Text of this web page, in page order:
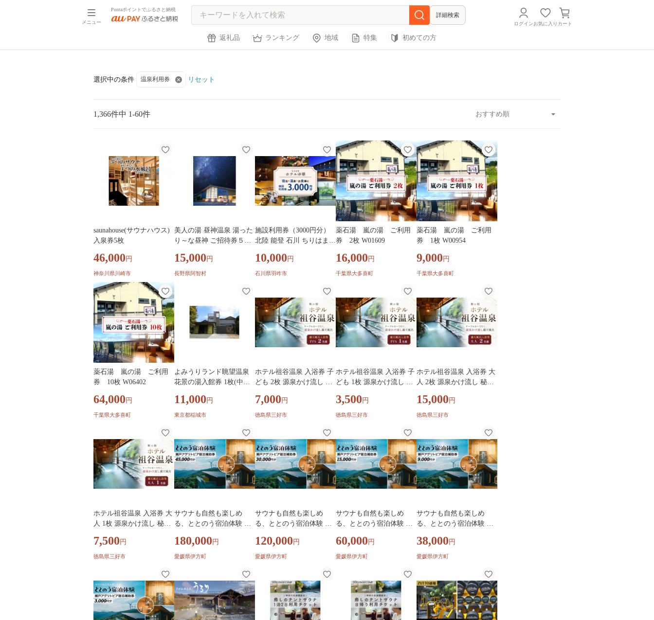
メニュー
Pontaポイントでふるさと納税
詳細検索
ログインお気に入り カート
返礼品 ランキング 地域 特集 初めての方
選択中の条件 温泉利用券 リセット
1,366件中 1-60件
saunahouse(サウナハウス)
入泉券5枚
46,000 円
神奈川県川崎市
美人の湯 昼神温泉 湯った
り～な昼神 ご招待券５枚
事 日帰り温泉 信州 長野
15,000 円
長野県阿智村
施設利用券（3000円分）
北陸 能登 石川 ちりはまホ
帰り入浴 旅行 施設利用券
宿泊 北陸 能登 石川 羽咋
観光 人気 温泉 美肌 宿 宿
泊 はくい いしかわ
10,000 円
石川県羽咋市
薬石湯 嵐の湯 ご利用
券 2枚 W01609
16,000 円
千葉県大多喜町
薬石湯 嵐の湯 ご利用
券 1枚 W00954
9,000 円
千葉県大多喜町
薬石湯 嵐の湯 ご利用
券 10枚 W06402
64,000 円
千葉県大多喜町
よみうりランド眺望温泉
花景の湯入館券 1枚(中学
11,000 円
東京都稲城市
ホテル祖谷温泉 入浴券 子
ども 2枚 源泉かけ流し 秘
ーブルカー 温泉 ギフト ペ
ア 家族 ファミリー 体験
7,000 円
徳島県三好市
ホテル祖谷温泉 入浴券 子
ども 1枚 源泉かけ流し 秘
ーブルカー 温泉 ギフト ペ
ア 家族 ファミリー 体験
3,500 円
徳島県三好市
ホテル祖谷温泉 入浴券 大
人 2枚 源泉かけ流し 秘境
ブルカー 温泉 ギフト ペア
家族 ファミリー 体験 宿泊
15,000 円
徳島県三好市
ホテル祖谷温泉 入浴券 大
人 1枚 源泉かけ流し 秘境
ブルカー 温泉 ギフト ペア
家族 ファミリー 体験 宿泊
7,500 円
徳島県三好市
サウナも自然も楽しめ
る、ととのう宿泊体験 瀬
券（45,000円分）（瀬戸ア
グリトピア） IKTBL005
180,000 円
愛媛県伊方町
サウナも自然も楽しめ
る、ととのう宿泊体験 瀬
券（30,000円分）（瀬戸ア
グリトピア） IKTBL004
120,000 円
愛媛県伊方町
サウナも自然も楽しめ
る、ととのう宿泊体験 瀬
券（15,000円分）（瀬戸ア
グリトピア） IKTBL003
60,000 円
愛媛県伊方町
サウナも自然も楽しめ
る、ととのう宿泊体験 瀬
券（9,000円分）（瀬戸ア
グリトピア）IKTBL002
38,000 円
愛媛県伊方町